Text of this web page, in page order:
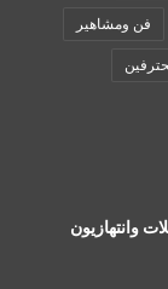
فن ومشاهير
وانتهازيون